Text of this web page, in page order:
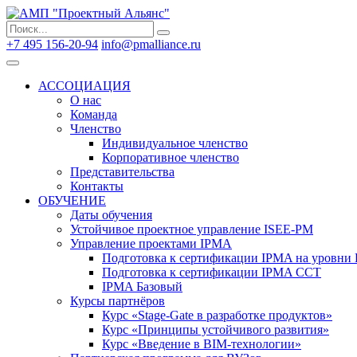
Search
for:
Search
+7 495 156-20-94 info@pmalliance.ru
АССОЦИАЦИЯ
О нас
Команда
Членство
Индивидуальное членство
Корпоративное членство
Представительства
Контакты
ОБУЧЕНИЕ
Даты обучения
Устойчивое проектное управление ISEE-PM
Управление проектами IPMA
Подготовка к сертификации IPMA на уровни
Подготовка к сертификации IPMA CCT
IPMA Базовый
Курсы партнёров
Курс «Stage-Gate в разработке продуктов»
Курс «Принципы устойчивого развития»
Курс «Введение в BIM-технологии»